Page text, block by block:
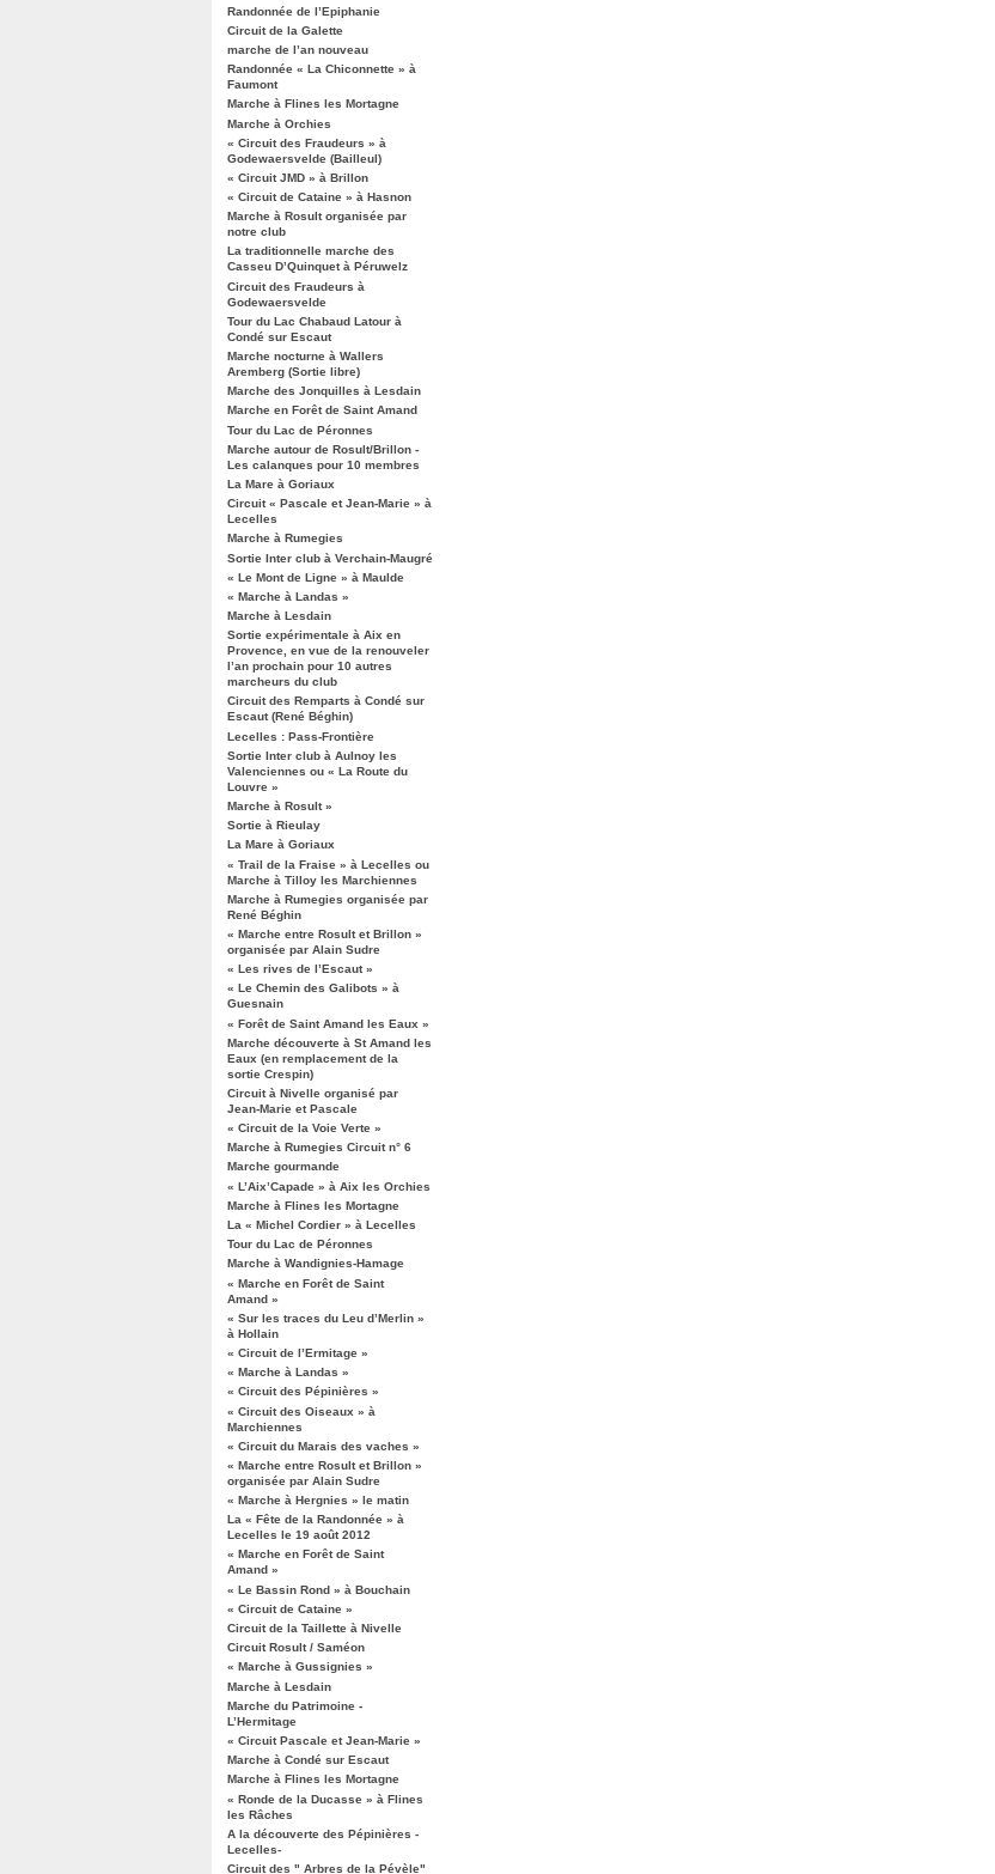
Randonnée de l’Epiphanie
Circuit de la Galette
marche de l’an nouveau
Randonnée « La Chiconnette » à
Faumont
Marche à Flines les Mortagne
Marche à Orchies
« Circuit des Fraudeurs » à
Godewaersvelde (Bailleul)
« Circuit JMD » à Brillon
« Circuit de Cataine » à Hasnon
Marche à Rosult organisée par
notre club
La traditionnelle marche des
Casseu D’Quinquet à Péruwelz
Circuit des Fraudeurs à
Godewaersvelde
Tour du Lac Chabaud Latour à
Condé sur Escaut
Marche nocturne à Wallers
Aremberg (Sortie libre)
Marche des Jonquilles à Lesdain
Marche en Forêt de Saint Amand
Tour du Lac de Péronnes
Marche autour de Rosult/Brillon -
Les calanques pour 10 membres
La Mare à Goriaux
Circuit « Pascale et Jean-Marie » à
Lecelles
Marche à Rumegies
Sortie Inter club à Verchain-Maugré
« Le Mont de Ligne » à Maulde
« Marche à Landas »
Marche à Lesdain
Sortie expérimentale à Aix en
Provence, en vue de la renouveler
l’an prochain pour 10 autres
marcheurs du club
Circuit des Remparts à Condé sur
Escaut (René Béghin)
Lecelles : Pass-Frontière
Sortie Inter club à Aulnoy les
Valenciennes ou « La Route du
Louvre »
Marche à Rosult »
Sortie à Rieulay
La Mare à Goriaux
« Trail de la Fraise » à Lecelles ou
Marche à Tilloy les Marchiennes
Marche à Rumegies organisée par
René Béghin
« Marche entre Rosult et Brillon »
organisée par Alain Sudre
« Les rives de l’Escaut »
« Le Chemin des Galibots » à
Guesnain
« Forêt de Saint Amand les Eaux »
Marche découverte à St Amand les
Eaux (en remplacement de la
sortie Crespin)
Circuit à Nivelle organisé par
Jean-Marie et Pascale
« Circuit de la Voie Verte »
Marche à Rumegies Circuit n° 6
Marche gourmande
« L’Aix’Capade » à Aix les Orchies
Marche à Flines les Mortagne
La « Michel Cordier » à Lecelles
Tour du Lac de Péronnes
Marche à Wandignies-Hamage
« Marche en Forêt de Saint
Amand »
« Sur les traces du Leu d’Merlin »
à Hollain
« Circuit de l’Ermitage »
« Marche à Landas »
« Circuit des Pépinières »
« Circuit des Oiseaux » à
Marchiennes
« Circuit du Marais des vaches »
« Marche entre Rosult et Brillon »
organisée par Alain Sudre
« Marche à Hergnies » le matin
La « Fête de la Randonnée » à
Lecelles le 19 août 2012
« Marche en Forêt de Saint
Amand »
« Le Bassin Rond » à Bouchain
« Circuit de Cataine »
Circuit de la Taillette à Nivelle
Circuit Rosult / Saméon
« Marche à Gussignies »
Marche à Lesdain
Marche du Patrimoine -
L’Hermitage
« Circuit Pascale et Jean-Marie »
Marche à Condé sur Escaut
Marche à Flines les Mortagne
« Ronde de la Ducasse » à Flines
les Râches
A la découverte des Pépinières -
Lecelles-
Circuit des " Arbres de la Pévèle"